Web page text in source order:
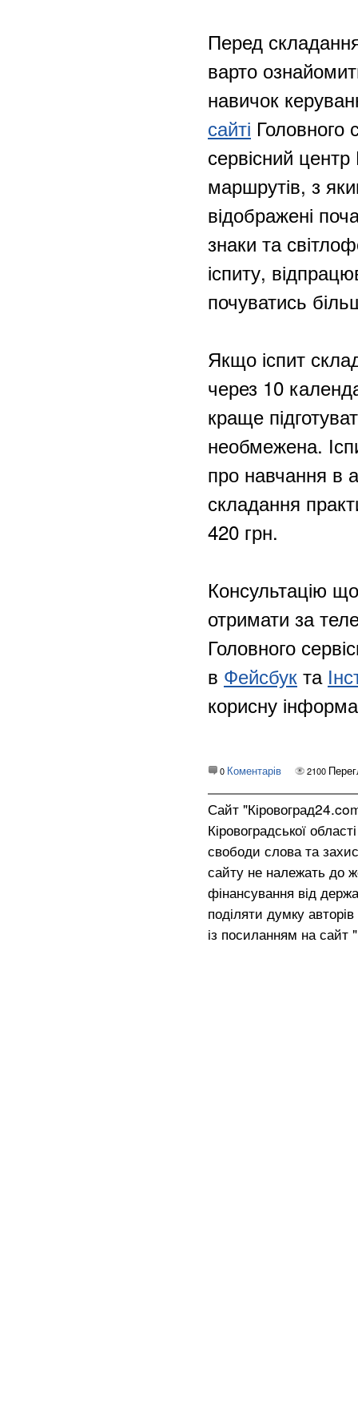
Перед
варто
навичок
сайті Головного
сервісний
маршрутів, з
відображені
знаки та
іспиту,
почуватись
Якщо іспит
через 10
краще
необмежена.
про навчання в
складання
420 грн.
Консультацію
отримати за
Головного
в Фейсбук та
корисну
0 Коментарів 2100
Сайт
Кіровоградської
свободи слова та
сайту не належать до
фінансування від
поділяти думку
із посиланням на сайт